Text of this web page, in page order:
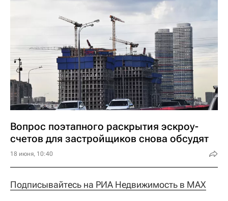
Вопрос поэтапного раскрытия эскроу-
счетов для застройщиков снова обсудят
18 июня, 10:40
Подписывайтесь на РИА Недвижимость в MAX